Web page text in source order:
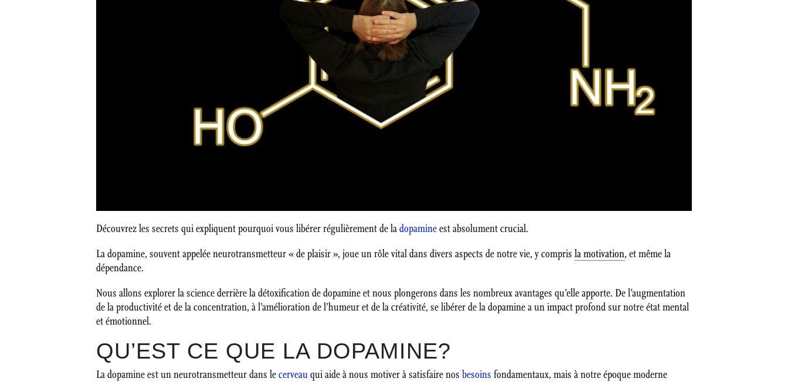
Découvrez les secrets qui expliquent pourquoi vous libérer régulièrement de ladopamineest absolument crucial.
La dopamine, souvent appelée neurotransmetteur « de plaisir », joue un rôle vital dans divers aspects de notre vie, y comprisla motivation, et même la
dépendance.
Nous allons explorer la science derrière la détoxification de dopamine et nous plongerons dans les nombreux avantages qu’elle apporte. De l’augmentation
de la productivité et de la concentration, à l’amélioration de l’humeur et de la créativité, se libérer de la dopamine a un impact profond sur notre état mental
et émotionnel.
QU’EST CE QUE LA DOPAMINE?
La dopamine est un neurotransmetteur dans lecerveauqui aide à nous motiver à satisfaire nosbesoins fondamentaux, mais à notre époque moderne